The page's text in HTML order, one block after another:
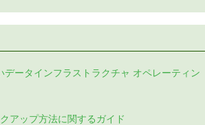
データインフラストラクチャ オペレーティン
アップ方法に関するガイド